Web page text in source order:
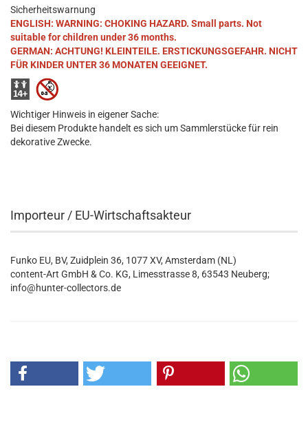
Sicherheitswarnung
ENGLISH: WARNING: CHOKING HAZARD. Small parts. Not
suitable for children under 36 months.
GERMAN: ACHTUNG! KLEINTEILE. ERSTICKUNGSGEFAHR. NICHT
FÜR KINDER UNTER 36 MONATEN GEEIGNET.
Wichtiger Hinweis in eigener Sache:
Bei diesem Produkte handelt es sich um Sammlerstücke für rein
dekorative Zwecke.
Importeur / EU-Wirtschaftsakteur
Funko EU, BV, Zuidplein 36, 1077 XV, Amsterdam (NL)
content-Art GmbH & Co. KG, Limesstrasse 8, 63543 Neuberg;
info@hunter-collectors.de